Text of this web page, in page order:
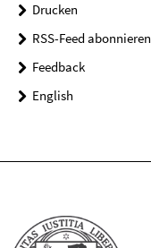
Drucken
RSS-Feed abonnieren
Feedback
English